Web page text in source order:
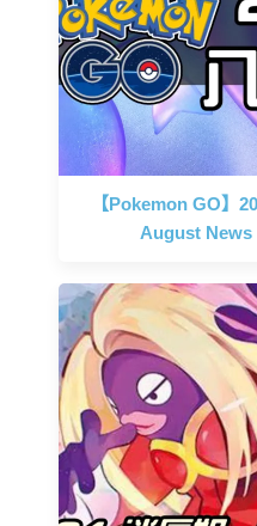
【Pokemon GO】
August News